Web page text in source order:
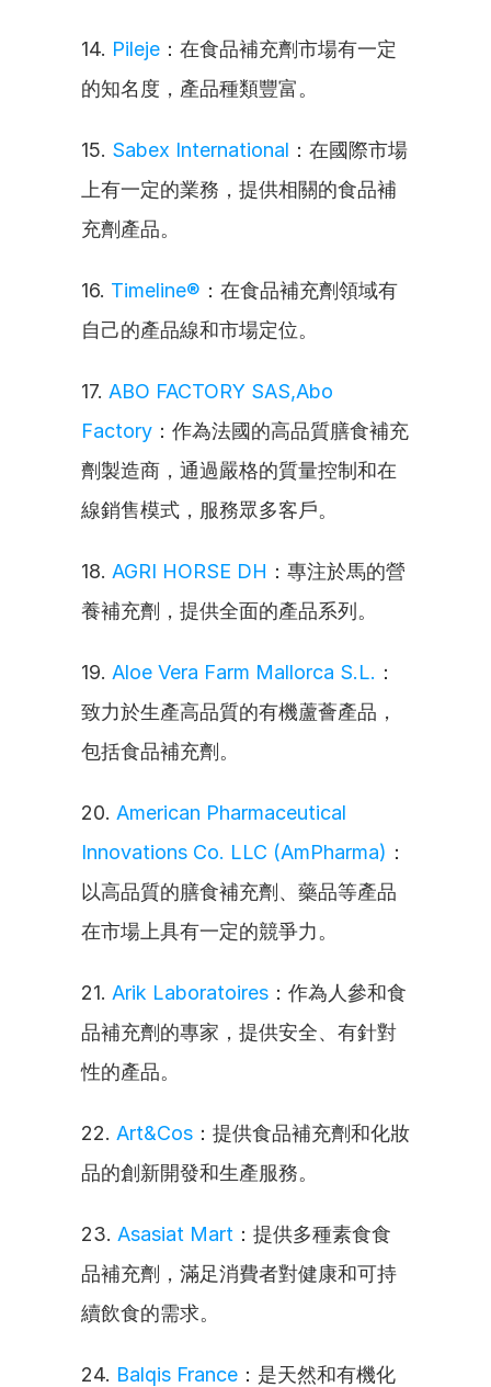
14. Pileje ：在食品補充劑市場有一定
的知名度，產品種類豐富。
15. Sabex International ：在國際市場
上有一定的業務，提供相關的食品補
充劑產品。
16. Timeline® ：在食品補充劑領域有
自己的產品線和市場定位。
17. ABO FACTORY SAS,Abo
Factory ：作為法國的高品質膳食補充
劑製造商，通過嚴格的質量控制和在
線銷售模式，服務眾多客戶。
18. AGRI HORSE DH ：專注於馬的營
養補充劑，提供全面的產品系列。
19. Aloe Vera Farm Mallorca S.L. ：
致力於生產高品質的有機蘆薈產品，
包括食品補充劑。
20. American Pharmaceutical
Innovations Co. LLC (AmPharma) ：
以高品質的膳食補充劑、藥品等產品
在市場上具有一定的競爭力。
21. Arik Laboratoires ：作為人參和食
品補充劑的專家，提供安全、有針對
性的產品。
22. Art&Cos ：提供食品補充劑和化妝
品的創新開發和生產服務。
23. Asasiat Mart ：提供多種素食食
品補充劑，滿足消費者對健康和可持
續飲食的需求。
24. Balqis France ：是天然和有機化